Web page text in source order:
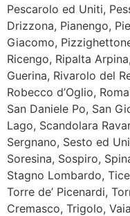
Pescarolo ed Uniti,
Drizzona, Pianengo,
Giacomo,
Ricengo, Ripalta
Guerina, Rivarolo del
Robecco d’Oglio,
San Daniele Po, San
Lago, Scandolara
Sergnano, Sesto ed
Soresina, Sospiro,
Stagno Lombardo,
Torre de’ Picenardi,
Cremasco, Trigolo,